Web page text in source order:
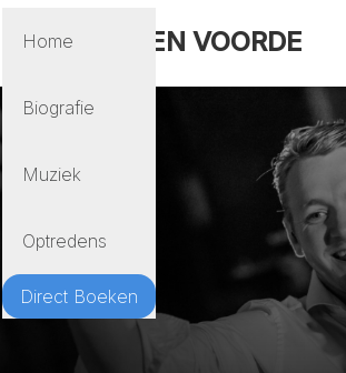
MAIKEL TEN VOORDE
Home
Biografie
Muziek
Optredens
Direct Boeken